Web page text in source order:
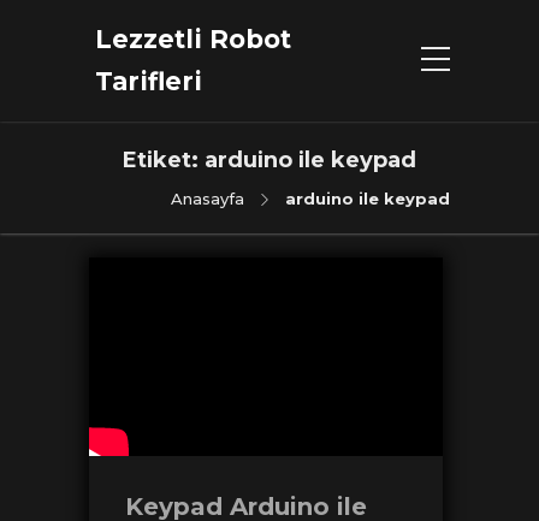
Lezzetli Robot
Tarifleri
Etiket: arduino ile keypad
Anasayfa arduino ile keypad
Keypad Arduino ile